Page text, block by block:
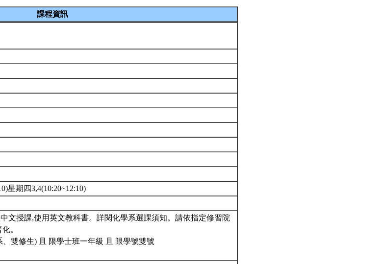
課程資訊
星期四3,4(10:20~12:10)
文授課,使用英文教科書。詳閱化學系選課須知。請依指定修習院
。
、雙修生) 且 限學士班一年級 且 限學號雙號